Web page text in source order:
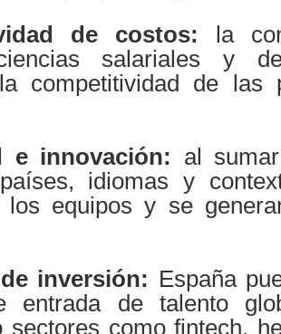
de costos: la
salariales y
competitividad de las
e innovación: al
idiomas y
los equipos y se
inversión: España
entrada de talento
sectores como fintech,